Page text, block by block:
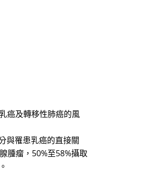
癌及轉移性肺癌的風
與罹患乳癌的直接關
腫瘤，50%至58%攝取